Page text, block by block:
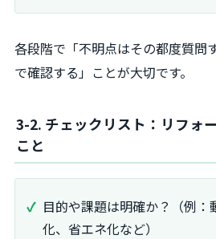
各段階で「不明点はその都度質問
で確認する」ことが大切です。
3-2. チェックリスト：リフォ
こと
目的や課題は明確か？（例：
化、省エネ化など）